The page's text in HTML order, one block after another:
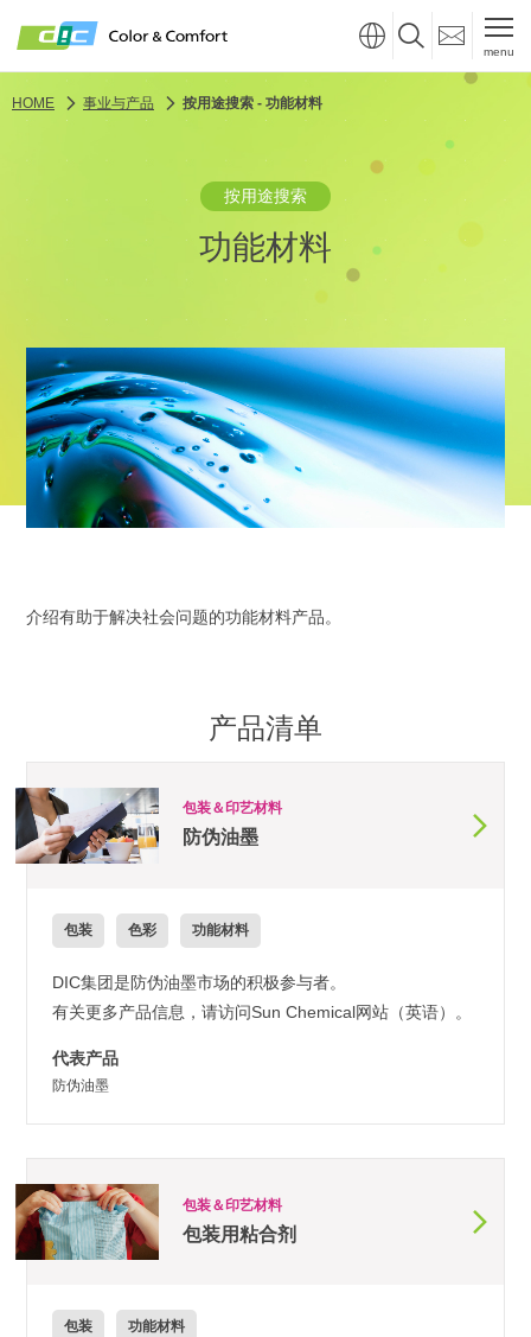
menu
HOME 事业与产品 按用途搜索 - 功能材料
按用途搜索
功能材料
介绍有助于解决社会问题的功能材料产品。
产品清单
包装＆印艺材料
防伪油墨
包装 色彩 功能材料
DIC集团是防伪油墨市场的积极参与者。
有关更多产品信息，请访问Sun Chemical网站（英语）。
代表产品
防伪油墨
包装＆印艺材料
包装用粘合剂
包装 功能材料